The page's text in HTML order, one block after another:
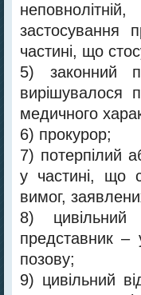
застосування
частині, що
5) законний
вирішувалося
медичного
6) прокурор;
7) потерпілий
у частині, що
вимог,
8) цивільний
представник –
позову;
9) цивільний